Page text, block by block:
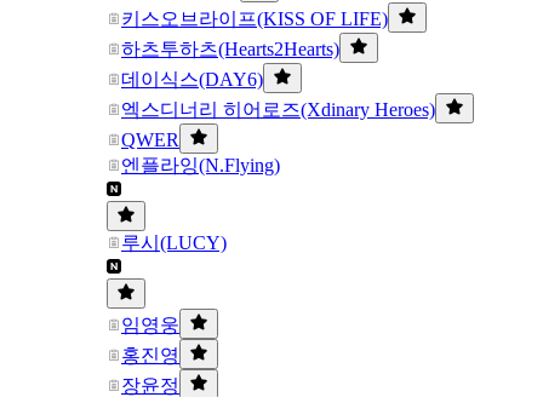
키스오브라이프(KISS OF LIFE)
하츠투하츠(Hearts2Hearts)
데이식스(DAY6)
엑스디너리 히어로즈(Xdinary Heroes)
QWER
엔플라잉(N.Flying)
루시(LUCY)
임영웅
홍진영
장윤정